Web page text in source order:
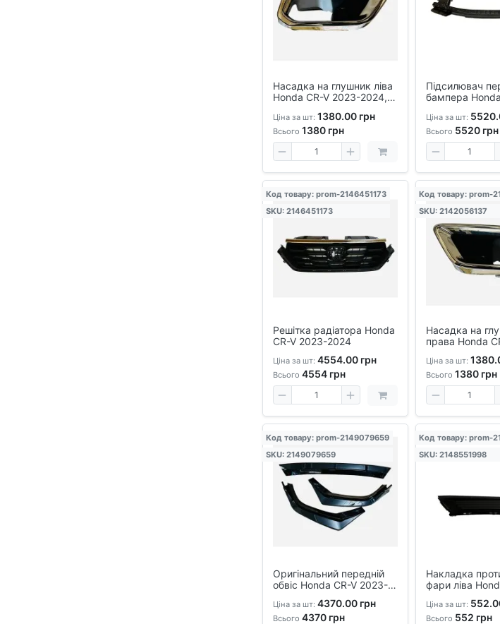
Насадка на глушник ліва
Honda CR-V 2023-2024,
Ціна за шт: 1380.00 грн
Всього 1380грн
Підсилювач
бампера
балка
Ціна за шт:
Всього 5520 грн
Решітка радіатора Honda
CR-V 2023-2024
Код товару: prom-2146451173
SKU: 2146451173
Ціна за шт: 4554.00 грн
Всього 4554грн
Насадка на
права Honda
хромована,
сталь, для
Код товару: prom-
SKU: 2142056137
Ціна за шт:
Всього 1380 грн
Оригінальний передній
обвіс Honda CR-V 2023-
— тюнінг накладка
бампера
Код товару: prom-2149079659
SKU: 2149079659
Ціна за шт: 4370.00 грн
Всього 4370грн
Накладка
фари ліва
Код товару: prom-
SKU: 2148551998
Ціна за шт:
Всього 552 грн